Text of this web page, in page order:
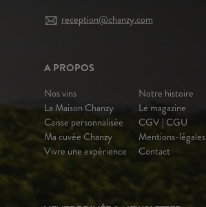
reception@chanzy.com
A PROPOS
Nos vins
La Maison Chanzy
Caisse personnalisée
Ma cuvée Chanzy
Vivre une expérience
Notre histoire
Le magazine
CGV | CGU
Mentions-légales
Contact